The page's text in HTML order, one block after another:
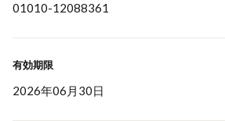
01010-12088361
有効期限
2026年06月30日